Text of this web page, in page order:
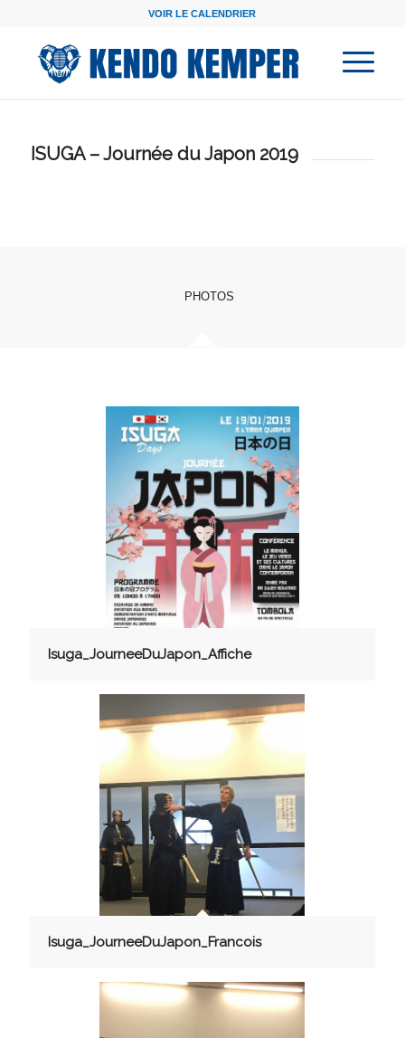
VOIR LE CALENDRIER
ISUGA – Journée du Japon 2019
PHOTOS
Isuga_JourneeDuJapon_Affiche
Isuga_JourneeDuJapon_Francois